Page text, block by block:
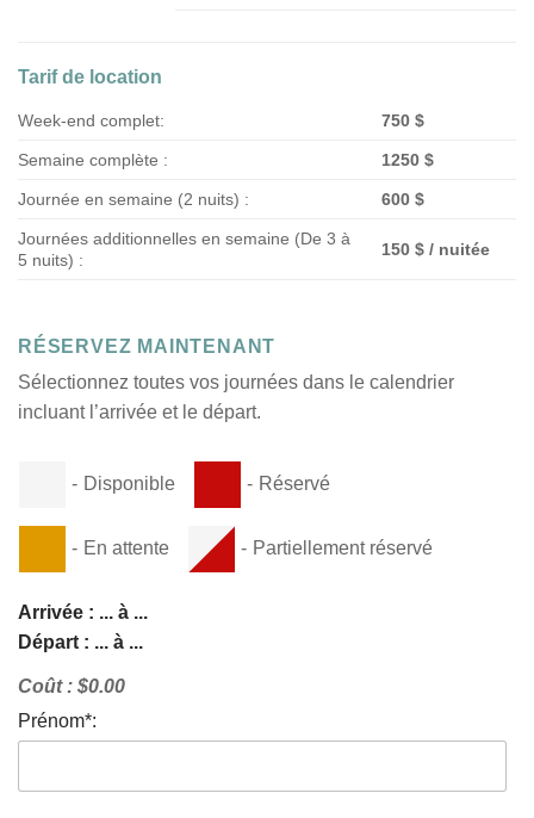
Tarif de location
Week-end complet: 750 $
Semaine complète : 1250 $
Journée en semaine (2 nuits) : 600 $
Journées additionnelles en semaine (De 3 à
5 nuits) :
150 $ / nuitée
RÉSERVEZ MAINTENANT
Sélectionnez toutes vos journées dans le calendrier
incluant l’arrivée et le départ.
- Disponible - Réservé
- En attente - Partiellement réservé
Arrivée : ... à ...
Départ : ... à ...
Coût : $0.00
Prénom*: